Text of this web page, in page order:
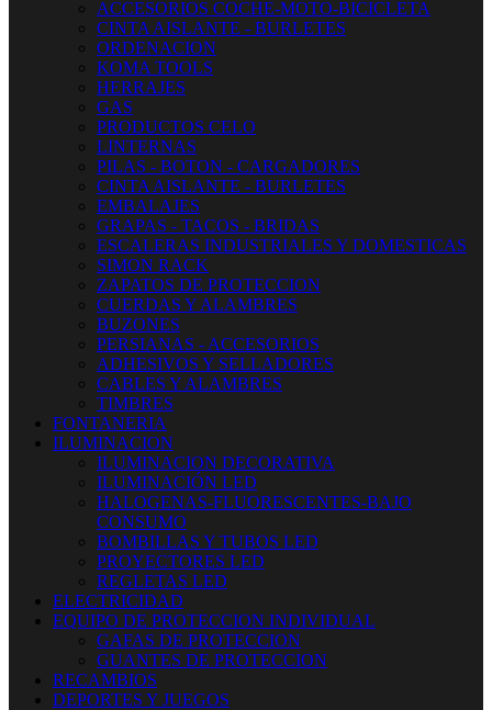
ACCESORIOS COCHE-MOTO-BICICLETA
CINTA AISLANTE - BURLETES
ORDENACION
KOMA TOOLS
HERRAJES
GAS
PRODUCTOS CELO
LINTERNAS
PILAS - BOTON - CARGADORES
CINTA AISLANTE - BURLETES
EMBALAJES
GRAPAS - TACOS - BRIDAS
ESCALERAS INDUSTRIALES Y DOMESTICAS
SIMON RACK
ZAPATOS DE PROTECCION
CUERDAS Y ALAMBRES
BUZONES
PERSIANAS - ACCESORIOS
ADHESIVOS Y SELLADORES
CABLES Y ALAMBRES
TIMBRES
FONTANERIA
ILUMINACION
ILUMINACION DECORATIVA
ILUMINACIÓN LED
HALOGENAS-FLUORESCENTES-BAJO
CONSUMO
BOMBILLAS Y TUBOS LED
PROYECTORES LED
REGLETAS LED
ELECTRICIDAD
EQUIPO DE PROTECCION INDIVIDUAL
GAFAS DE PROTECCION
GUANTES DE PROTECCION
RECAMBIOS
DEPORTES Y JUEGOS